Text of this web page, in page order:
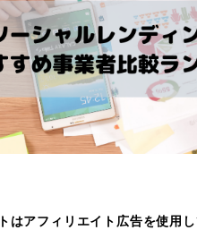
はアフィリエイト広告を使用し